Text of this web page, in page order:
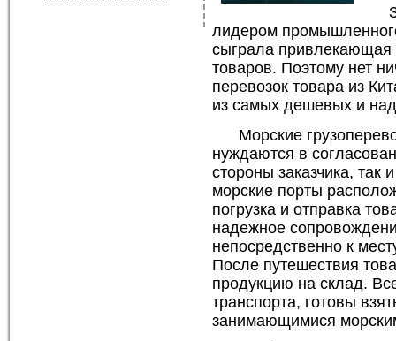
лидером
сыграла привлекающая
товаров. Поэтому нет
перевозок товара из
из самых дешевых и
Морские
нуждаются в
стороны заказчика, так
морские порты
погрузка и отправка
надежное
непосредственно к
После путешествия
продукцию на склад.
транспорта, готовы
занимающимися